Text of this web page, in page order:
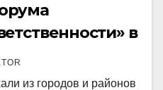
в
который
из городов и районов